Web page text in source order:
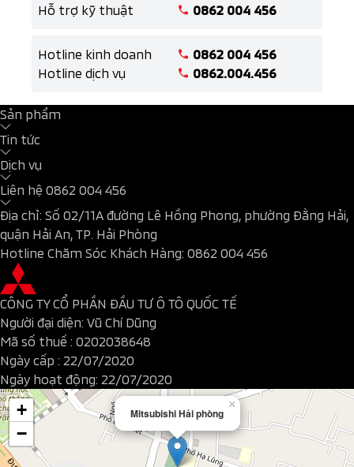
Hỗ trợ kỹ thuật 0862 004 456
Hotline kinh doanh
Hotline dịch vụ
0862 004 456
0862.004.456
Sản phẩm
Tin tức
Dịch vụ
Liên hệ 0862 004 456
Địa chỉ: Số 02/11A đường Lê Hồng Phong, phường Đằng Hải,
quận Hải An, TP. Hải Phòng
Hotline Chăm Sóc Khách Hàng: 0862 004 456
CÔNG TY CỔ PHẦN ĐẦU TƯ Ô TÔ QUỐC TẾ
Người đại diện: Vũ Chí Dũng
Mã số thuế : 0202038648
Ngày cấp : 22/07/2020
Ngày hoạt động: 22/07/2020
Mitsubishi Hải phòng
×
+
−